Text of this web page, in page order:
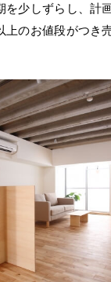
を少しずらし、計
上のお値段がつき